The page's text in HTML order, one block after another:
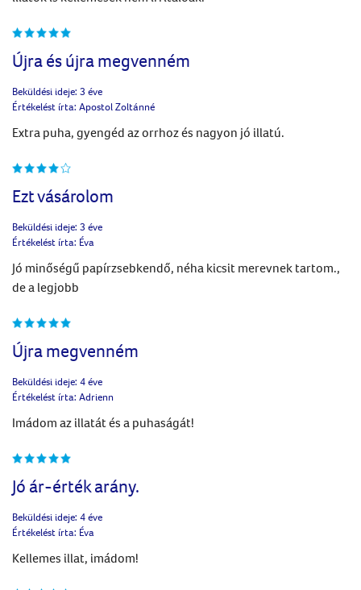
Újra és újra megvenném
Beküldési ideje: 3 éve
Értékelést írta: Apostol Zoltánné
Extra puha, gyengéd az orrhoz és nagyon jó illatú.
Ezt vásárolom
Beküldési ideje: 3 éve
Értékelést írta: Éva
Jó minőségű papírzsebkendő, néha kicsit merevnek tartom.,
de a legjobb
Újra megvenném
Beküldési ideje: 4 éve
Értékelést írta: Adrienn
Imádom az illatát és a puhaságát!
Jó ár-érték arány.
Beküldési ideje: 4 éve
Értékelést írta: Éva
Kellemes illat, imádom!